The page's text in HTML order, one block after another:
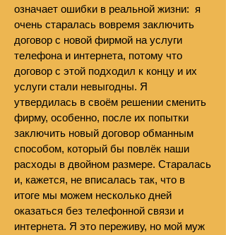
означает ошибки в реальной жизни: я
очень старалась вовремя заключить
договор с новой фирмой на услуги
телефона и интернета, потому что
договор с этой подходил к концу и их
услуги стали невыгодны. Я
утвердилась в своём решении сменить
фирму, особенно, после их попытки
заключить новый договор обманным
способом, который бы повлёк наши
расходы в двойном размере. Старалась
и, кажется, не вписалась так, что в
итоге мы можем несколько дней
оказаться без телефонной связи и
интернета. Я это переживу, но мой муж